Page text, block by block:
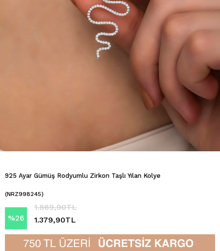
925 Ayar Gümüş Rodyumlu Zirkon Taşlı Yılan Kolye
(NRZ998245)
%26
İndirim
1.869,90TL
1.379,90TL